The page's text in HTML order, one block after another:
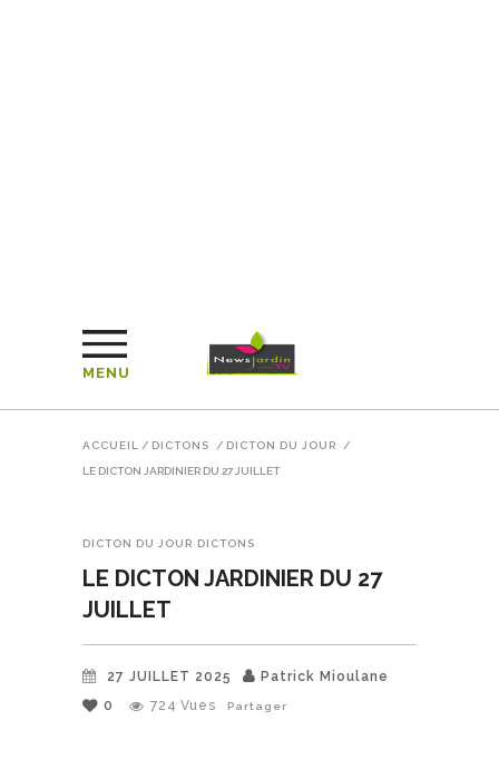
MENU
ACCUEIL / DICTONS / DICTON DU JOUR /
LE DICTON JARDINIER DU 27 JUILLET
DICTON DU JOUR DICTONS
LE DICTON JARDINIER DU 27
JUILLET
27 JUILLET 2025
Patrick Mioulane
0
724 Vues Partager